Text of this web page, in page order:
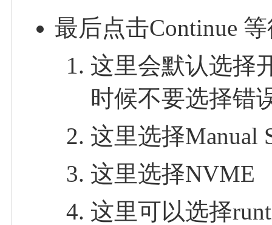
最后点击Continue
这里会默认选择
时候不要选择错
这里选择Manual
这里选择NVME
这里可以选择